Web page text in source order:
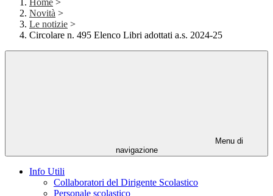
Home >
Novità >
Le notizie >
Circolare n. 495 Elenco Libri adottati a.s. 2024-25
Menu di
navigazione
Info Utili
Collaboratori del Dirigente Scolastico
Personale scolastico